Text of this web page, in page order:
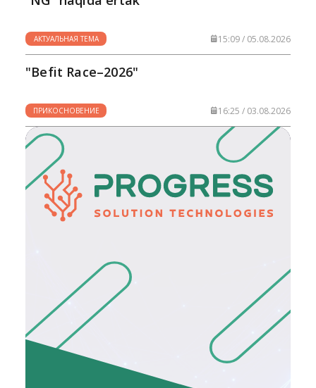
АКТУАЛЬНАЯ ТЕМА 15:09 / 05.08.2026
"Befit Race–2026"
ПРИКОСНОВЕНИЕ 16:25 / 03.08.2026